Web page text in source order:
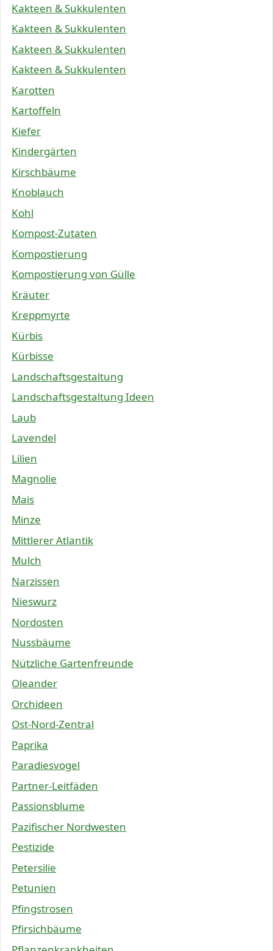
Kakteen & Sukkulenten
Kakteen & Sukkulenten
Kakteen & Sukkulenten
Kakteen & Sukkulenten
Karotten
Kartoffeln
Kiefer
Kindergärten
Kirschbäume
Knoblauch
Kohl
Kompost-Zutaten
Kompostierung
Kompostierung von Gülle
Kräuter
Kreppmyrte
Kürbis
Kürbisse
Landschaftsgestaltung
Landschaftsgestaltung Ideen
Laub
Lavendel
Lilien
Magnolie
Mais
Minze
Mittlerer Atlantik
Mulch
Narzissen
Nieswurz
Nordosten
Nussbäume
Nützliche Gartenfreunde
Oleander
Orchideen
Ost-Nord-Zentral
Paprika
Paradiesvogel
Partner-Leitfäden
Passionsblume
Pazifischer Nordwesten
Pestizide
Petersilie
Petunien
Pfingstrosen
Pfirsichbäume